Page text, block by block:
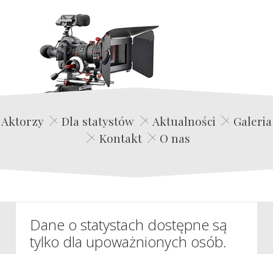
Edwin Film Agencja Aktorska
Aktorzy Dla statystów Aktualności
Galeria
Kontakt
O nas
Dane o statystach dostępne są
tylko dla upoważnionych osób.